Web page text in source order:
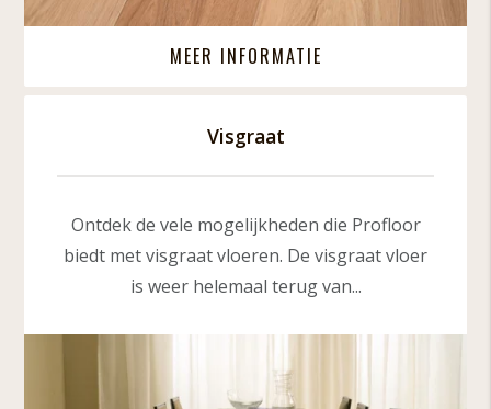
MEER INFORMATIE
Visgraat
Ontdek de vele mogelijkheden die Profloor
biedt met visgraat vloeren. De visgraat vloer
is weer helemaal terug van...